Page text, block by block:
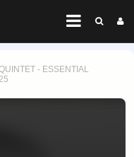
- ESSENTIAL